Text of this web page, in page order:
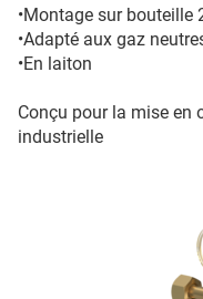
•Montage sur bouteille
•Adapté aux gaz
•En laiton
Conçu pour la mise en
industrielle